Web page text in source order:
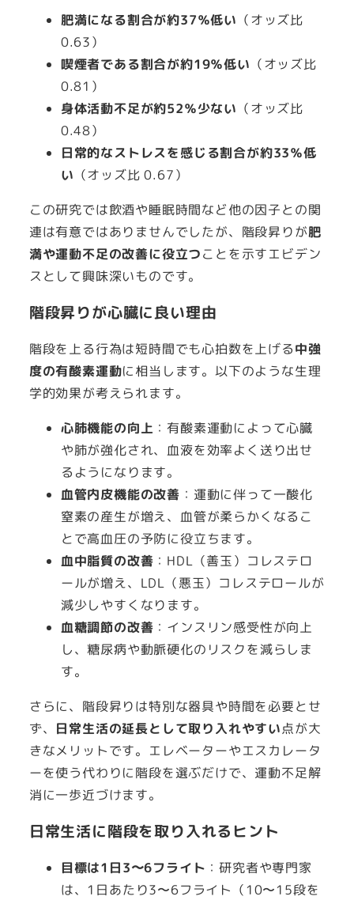
肥満になる割合が約37％低い （オッズ比
0.63）
喫煙者である割合が約19％低い （オッズ比
0.81）
身体活動不足が約52％少ない （オッズ比
0.48）
日常的なストレスを感じる割合が約33％低
い （オッズ比 0.67）
この研究では飲酒や睡眠時間など他の因子との関
連は有意ではありませんでしたが、階段昇りが肥
満や運動不足の改善に役立つことを示すエビデン
スとして興味深いものです。
階段昇りが心臓に良い理由
階段を上る行為は短時間でも心拍数を上げる中強
度の有酸素運動に相当します。以下のような生理
学的効果が考えられます。
心肺機能の向上 ：有酸素運動によって心臓
や肺が強化され、血液を効率よく送り出せ
るようになります。
血管内皮機能の改善 ：運動に伴って一酸化
窒素の産生が増え、血管が柔らかくなるこ
とで高血圧の予防に役立ちます。
血中脂質の改善 ：HDL（善玉）コレステロ
ールが増え、LDL（悪玉）コレステロールが
減少しやすくなります。
血糖調節の改善 ：インスリン感受性が向上
し、糖尿病や動脈硬化のリスクを減らしま
す。
さらに、階段昇りは特別な器具や時間を必要とせ
ず、 日常生活の延長として取り入れやすい点が大
きなメリットです。エレベーターやエスカレータ
ーを使う代わりに階段を選ぶだけで、運動不足解
消に一歩近づけます。
日常生活に階段を取り入れるヒント
目標は1日3〜6フライト ：研究者や専門家
は、1日あたり3〜6フライト（10〜15段を